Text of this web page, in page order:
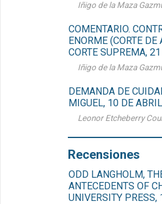
Iñigo de la Maza
COMENTARIO.
ENORME (CORTE
CORTE SUPREMA,
Iñigo de la Maza
DEMANDA DE
MIGUEL, 10 DE
Leonor Etcheberry
Recensiones
ODD LANGHOLM,
ANTECEDENTS OF
UNIVERSITY